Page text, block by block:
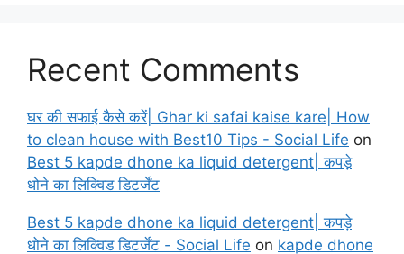
Recent Comments
घर की सफाई कैसे करें| Ghar ki safai kaise kare| How
to clean house with Best10 Tips - Social Life on
Best 5 kapde dhone ka liquid detergent| कपड़े
धोने का लिक्विड डिटर्जेंट
Best 5 kapde dhone ka liquid detergent| कपड़े
धोने का लिक्विड डिटर्जेंट - Social Life on kapde dhone